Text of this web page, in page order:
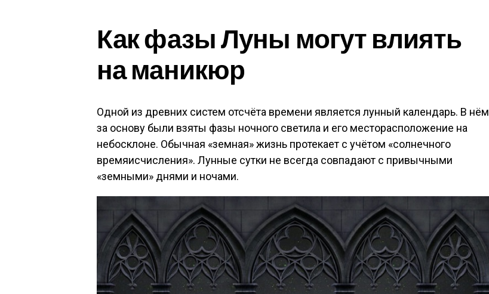
Как фазы Луны могут влиять
на маникюр
Одной из древних систем отсчёта времени является лунный календарь. В нём
за основу были взяты фазы ночного светила и его месторасположение на
небосклоне. Обычная «земная» жизнь протекает с учётом «солнечного
времяисчисления». Лунные сутки не всегда совпадают с привычными
«земными» днями и ночами.